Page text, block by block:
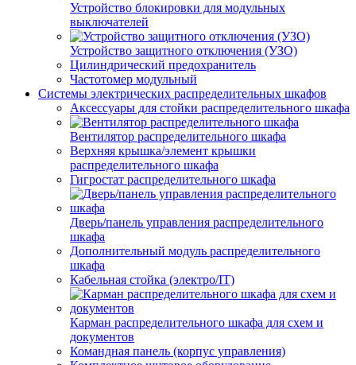
Устройство блокировки для модульных
выключателей
Устройство защитного отключения (УЗО)
Цилиндрический предохранитель
Частотомер модульный
Системы электрических распределительных шкафов
Аксессуары для стойки распределительного шкафа
Вентилятор распределительного шкафа
Верхняя крышка/элемент крышки
распределительного шкафа
Гигростат распределительного шкафа
Дверь/панель управления распределительного
шкафа
Дополнительный модуль распределительного
шкафа
Кабельная стойка (электро/IT)
Карман распределительного шкафа для схем и
документов
Командная панель (корпус управления)